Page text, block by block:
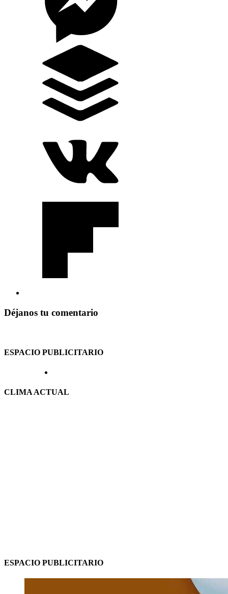
Déjanos tu comentario
ESPACIO PUBLICITARIO
CLIMA ACTUAL
ESPACIO PUBLICITARIO